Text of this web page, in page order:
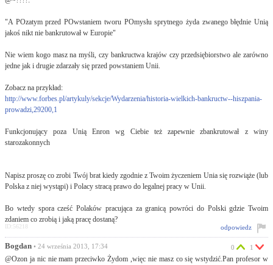
"A POzatym przed POwstaniem tworu POmysłu sprytnego żyda zwanego błędnie Unią
jakoś nikt nie bankrutował w Europie"
Nie wiem kogo masz na myśli, czy bankructwa krajów czy przedsiębiorstwo ale zarówno
jedne jak i drugie zdarzały się przed powstaniem Unii.
Zobacz na przykład:
http://www.forbes.pl/artykuly/sekcje/Wydarzenia/historia-wielkich-bankructw--hiszpania-
prowadzi,29200,1
Funkcjonujący poza Unią Enron wg Ciebie też zapewnie zbankrutował z winy
starozakonnych
Napisz proszę co zrobi Twój brat kiedy zgodnie z Twoim życzeniem Unia się rozwiąże (lub
Polska z niej wystąpi) i Polacy stracą prawo do legalnej pracy w Unii.
Bo wtedy spora cześć Polaków pracująca za granicą powróci do Polski gdzie Twoim
zdaniem co zrobią i jaką pracę dostaną?
odpowiedz
ID:56218
Bogdan • 24 września 2013, 17:34
@Ozon ja nic nie mam przeciwko Żydom ,więc nie masz co się wstydzić.Pan profesor w
0 1